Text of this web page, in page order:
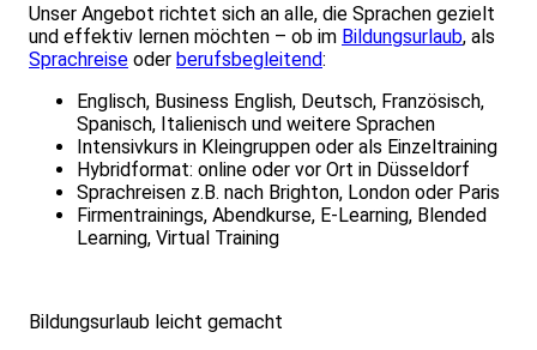
Unser Angebot richtet sich an alle, die Sprachen gezielt
und effektiv lernen möchten – ob im Bildungsurlaub, als
Sprachreise oder berufsbegleitend:
Englisch, Business English, Deutsch, Französisch,
Spanisch, Italienisch und weitere Sprachen
Intensivkurs in Kleingruppen oder als Einzeltraining
Hybridformat: online oder vor Ort in Düsseldorf
Sprachreisen z.B. nach Brighton, London oder Paris
Firmentrainings, Abendkurse, E-Learning, Blended
Learning, Virtual Training
Bildungsurlaub leicht gemacht